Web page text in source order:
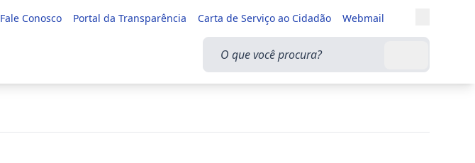
Fale Conosco Portal da Transparência Carta de Serviço ao Cidadão Webmail
Alternar
O que você procura?
Buscar